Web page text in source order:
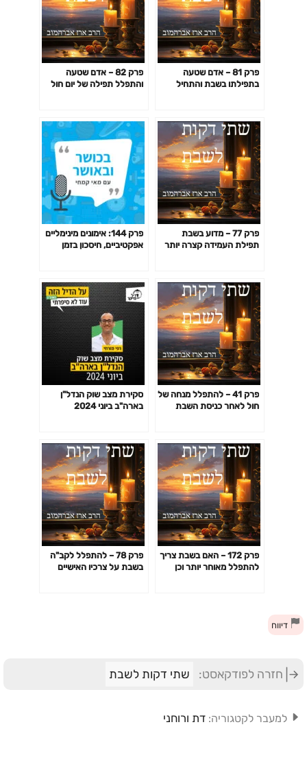
פרק 81 – אדם שטעה
בתפילתו בשבת והתחיל
פרק 82 – אדם שטעה
והתפלל תפילה של יום חול
פרק 77 – מדוע בשבת
תפילת העמידה קצרה יותר
פרק 144: אימונים מינימליים
אפקטיביים, חיסכון בזמן
פרק 41 – להתפלל מנחה של
חול לאחר כניסת השבת
סקירת מצב שוק הנדל"ן
בארה"ב ביוני 2024
פרק 172 – האם בשבת צריך
להתפלל מאוחר יותר וכן
פרק 78 – להתפלל לקב"ה
בשבת על צרכיו האישיים
דיווח
חזרה לפודקאסט: שתי דקות לשבת
למעבר לקטגוריה: דת ורוחני